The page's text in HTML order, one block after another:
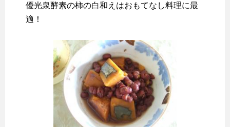
優光泉酵素の柿の白和えはおもてなし料理に最
適！